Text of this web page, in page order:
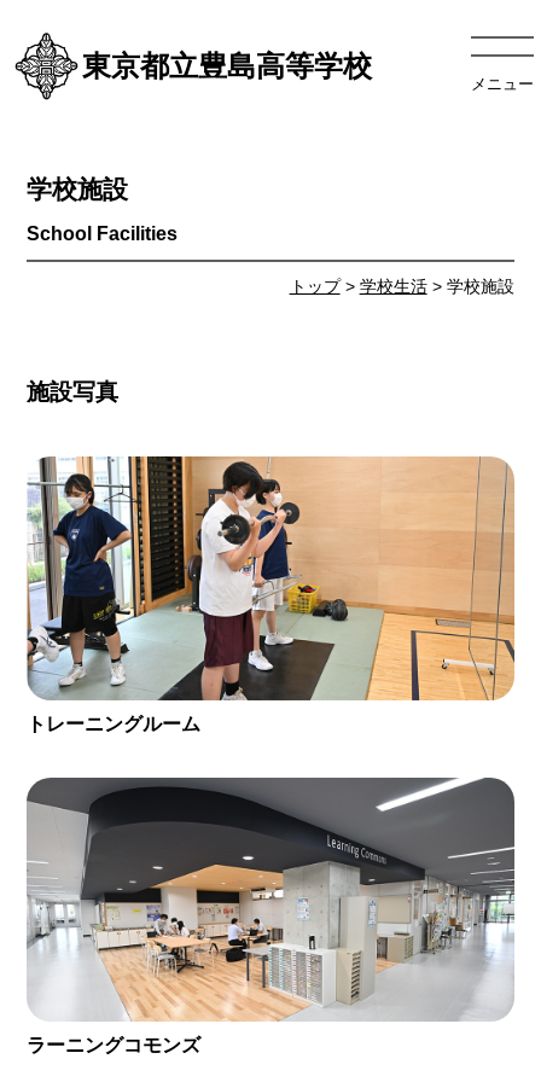
東京都立豊島高等学校
メニュー
トップ> 学校生活> 学校施設
学校施設
施設写真
トレーニングルーム
ラーニングコモンズ